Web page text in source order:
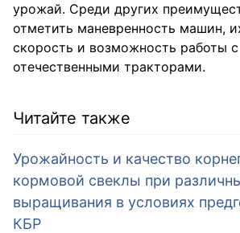
урожай. Среди других
отметить маневренность машин,
скорость и возможность работы с
отечественными тракторами.
Читайте также
Урожайность и качество
кормовой свеклы при
выращивания в условиях
КБР